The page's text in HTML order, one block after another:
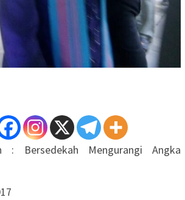
: Bersedekah Mengurangi Angka